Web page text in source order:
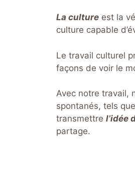
La culture est la
culture capable
Le travail culturel
façons de voir le
Avec notre travail,
spontanés, tels
transmettre l’idée
partage.